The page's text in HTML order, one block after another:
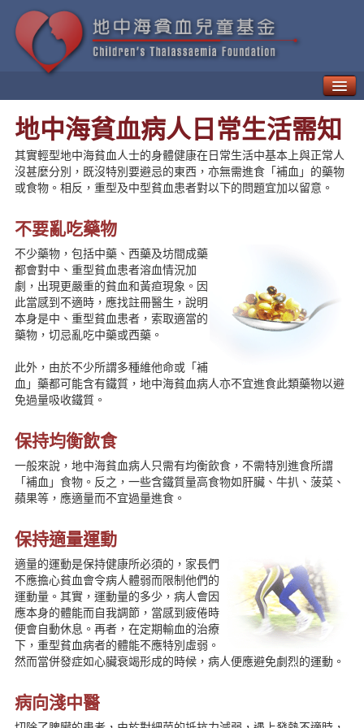
如何治療「地貧」
地中海貧血的併發症
新一代療法
病人日常生活需知
地中海貧血兒童基金
地中海貧血教育及輔導中心
貧友資訊
最新動向
地貧資訊
地貧活動
表格下載
新聞資訊
簡體版
English version
主頁
地中海貧血病人日常生活需知
其實輕型地中海貧血人士的身體健康在日常生活中基本上與正常人
沒甚麼分別，既沒特別要避忌的東西，亦無需進食「補血」的藥物
或食物。相反，重型及中型貧血患者對以下的問題宜加以留意。
不要亂吃藥物
不少藥物，包括中藥、西藥及坊間成藥
都會對中、重型貧血患者溶血情況加
劇，出現更嚴重的貧血和黃疸現象。因
此當感到不適時，應找註冊醫生，說明
本身是中、重型貧血患者，索取適當的
藥物，切忌亂吃中藥或西藥。
此外，由於不少所謂多種維他命或「補
血」藥都可能含有鐵質，地中海貧血病人亦不宜進食此類藥物以避
免過量吸收鐵質。
保持均衡飲食
一般來說，地中海貧血病人只需有均衡飲食，不需特別進食所謂
「補血」食物。反之，一些含鐵質量高食物如肝臟、牛扒、菠菜、
蘋果等，應適量而不宜過量進食。
保持適量運動
適量的運動是保持健康所必須的，家長們
不應擔心貧血會令病人體弱而限制他們的
運動量。其實，運動量的多少，病人會因
應本身的體能而自我調節，當感到疲倦時
便會自動休息。再者，在定期輸血的治療
下，重型貧血病者的體能不應特別虛弱。
然而當併發症如心臟衰竭形成的時候，病人便應避免劇烈的運動。
病向淺中醫